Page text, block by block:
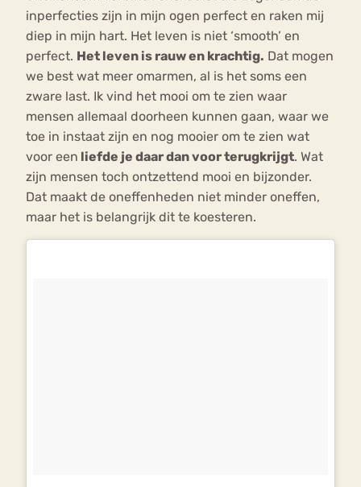
inperfecties zijn in mijn ogen perfect en raken mij
diep in mijn hart. Het leven is niet ‘smooth’ en
perfect. Het leven is rauw en krachtig. Dat mogen
we best wat meer omarmen, al is het soms een
zware last. Ik vind het mooi om te zien waar
mensen allemaal doorheen kunnen gaan, waar we
toe in instaat zijn en nog mooier om te zien wat
voor een liefde je daar dan voor terugkrijgt. Wat
zijn mensen toch ontzettend mooi en bijzonder.
Dat maakt de oneffenheden niet minder oneffen,
maar het is belangrijk dit te koesteren.